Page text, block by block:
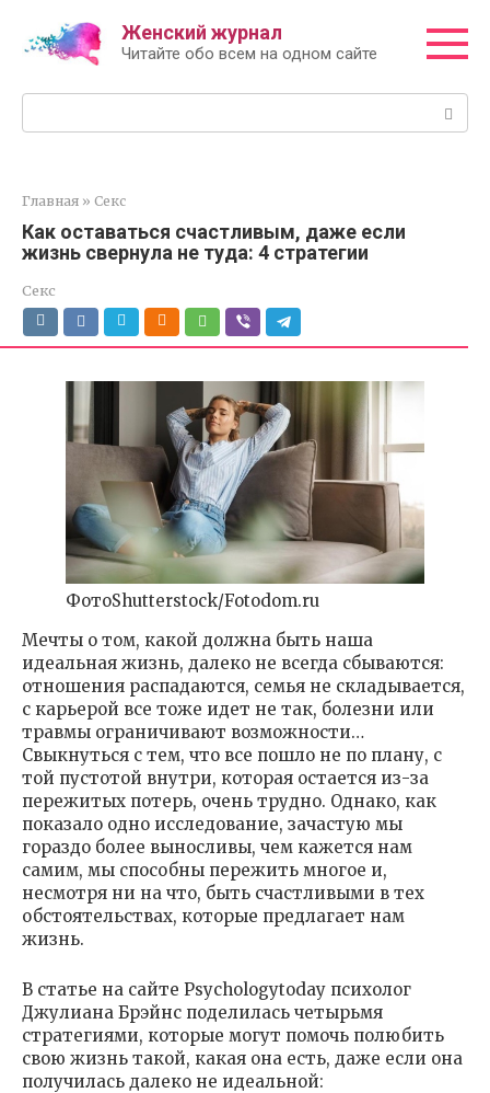
контенту
Женский журнал
Читайте обо всем на одном сайте
Главная » Секс
Как оставаться счастливым, даже если
жизнь свернула не туда: 4 стратегии
Секс
ФотоShutterstock/Fotodom.ru
Мечты о том, какой должна быть наша
идеальная жизнь, далеко не всегда сбываются:
отношения распадаются, семья не складывается,
с карьерой все тоже идет не так, болезни или
травмы ограничивают возможности…
Свыкнуться с тем, что все пошло не по плану, с
той пустотой внутри, которая остается из-за
пережитых потерь, очень трудно. Однако, как
показало одно исследование, зачастую мы
гораздо более выносливы, чем кажется нам
самим, мы способны пережить многое и,
несмотря ни на что, быть счастливыми в тех
обстоятельствах, которые предлагает нам
жизнь.
В статье на сайте Psychologytoday психолог
Джулиана Брэйнс поделилась четырьмя
стратегиями, которые могут помочь полюбить
свою жизнь такой, какая она есть, даже если она
получилась далеко не идеальной: